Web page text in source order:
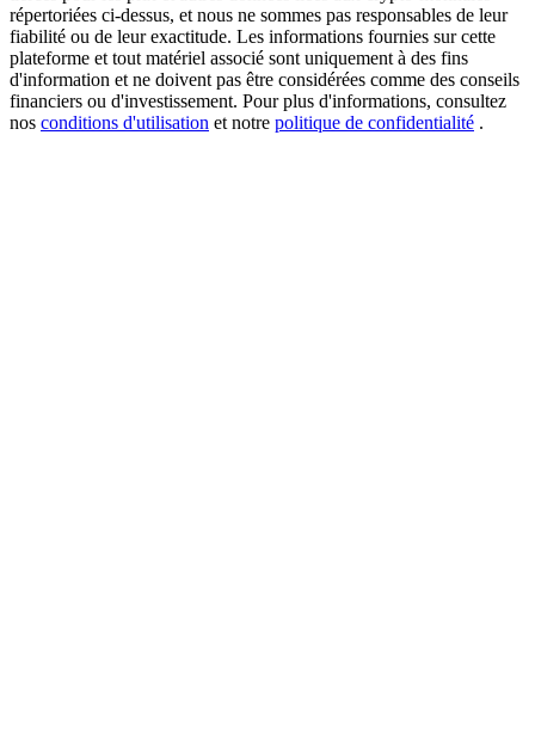
USDT New User Exclusive 10% APR
USDT Flexible Staking | Daily Rewards
répertoriées ci-dessus, et nous ne sommes pas responsables de leur
fiabilité ou de leur exactitude. Les informations fournies sur cette
plateforme et tout matériel associé sont uniquement à des fins
d'information et ne doivent pas être considérées comme des conseils
financiers ou d'investissement. Pour plus d'informations, consultez
nos conditions d'utilisation et notre politique de confidentialité .